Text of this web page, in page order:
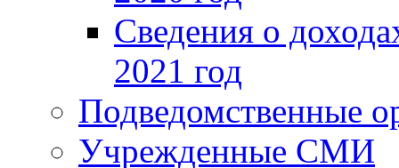
Сведения о
2021 год
Подведомственные
Учрежденные СМИ